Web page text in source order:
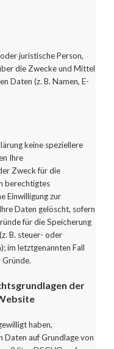
juristische Person,
die Zwecke und Mittel
Daten (z. B. Namen, E-
keine speziellere
Ihre
Zweck für die
berechtigtes
Einwilligung zur
Daten gelöscht, sofern
für die Speicherung
B. steuer- oder
im letztgenannten Fall
der
haben,
Daten auf Grundlage von